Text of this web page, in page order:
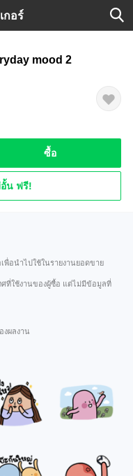
กอร์
mood 2
ซื้อ
อั้น ฟรี!
พื่อนำไปใช้ในรายงานยอดขาย
ที่ใช้งานของผู้ซื้อ แต่ไม่มีข้อมูลที่
งผลงาน